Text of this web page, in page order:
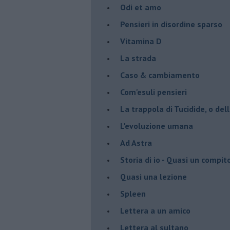
Odi et amo
Pensieri in disordine sparso
Vitamina D
La strada
Caso & cambiamento
Com'esuli pensieri
La trappola di Tucidide, o
L'evoluzione umana
Ad Astra
Storia di io - Quasi un
Quasi una lezione
Spleen
Lettera a un amico
Lettera al sultano